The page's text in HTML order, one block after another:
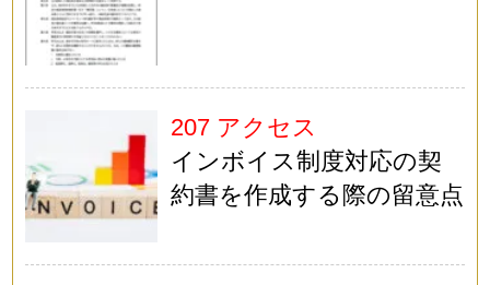
207 アクセス
インボイス制度対応の契
約書を作成する際の留意点